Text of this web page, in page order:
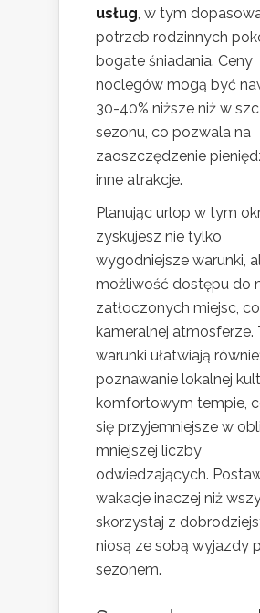
usług , w tym
potrzeb rodzinnych
bogate śniadania. Ceny
noclegów mogą być
30-40% niższe niż w
sezonu, co pozwala na
zaoszczędzenie
inne atrakcje.
Planując urlop w tym
zyskujesz nie tylko
wygodniejsze warunki,
możliwość dostępu do
zatłoczonych miejsc,
kameralnej atmosferze.
warunki ułatwiają
poznawanie lokalnej
komfortowym tempie,
się przyjemniejsze w
mniejszej liczby
odwiedzających.
wakacje inaczej niż
skorzystaj z
niosą ze sobą wyjazdy
sezonem.